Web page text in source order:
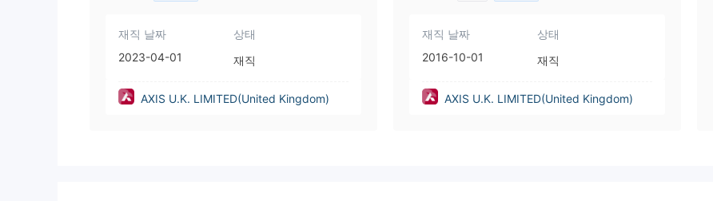
재직 날짜
2023-04-01
상태
재직
AXIS U.K. LIMITED(United Kingdom)
재직 날짜
2016-10-01
상태
재직
AXIS U.K. LIMITED(United Kingdom)